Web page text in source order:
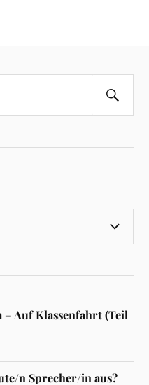
– Auf Klassenfahrt (Teil
n Sprecher/in aus?